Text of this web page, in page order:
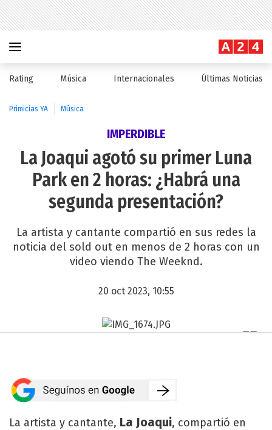
Rating Música Internacionales Últimas Noticias
Primicias YA Música
IMPERDIBLE
La Joaqui agotó su primer Luna
Park en 2 horas: ¿Habrá una
segunda presentación?
La artista y cantante compartió en sus redes la
noticia del sold out en menos de 2 horas con un
video viendo The Weeknd.
20 oct 2023, 10:55
La artista y cantante, La Joaqui, compartió en